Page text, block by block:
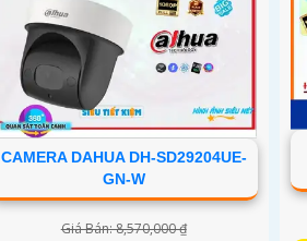
CAMERA DAHUA DH-SD29204UE-
GN-W
Giá Bán: 8,570,000 ₫